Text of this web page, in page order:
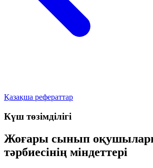
Қазақша рефераттар
Күш төзімділігі
Жоғары сынып
тәрбиесінің міндеттері